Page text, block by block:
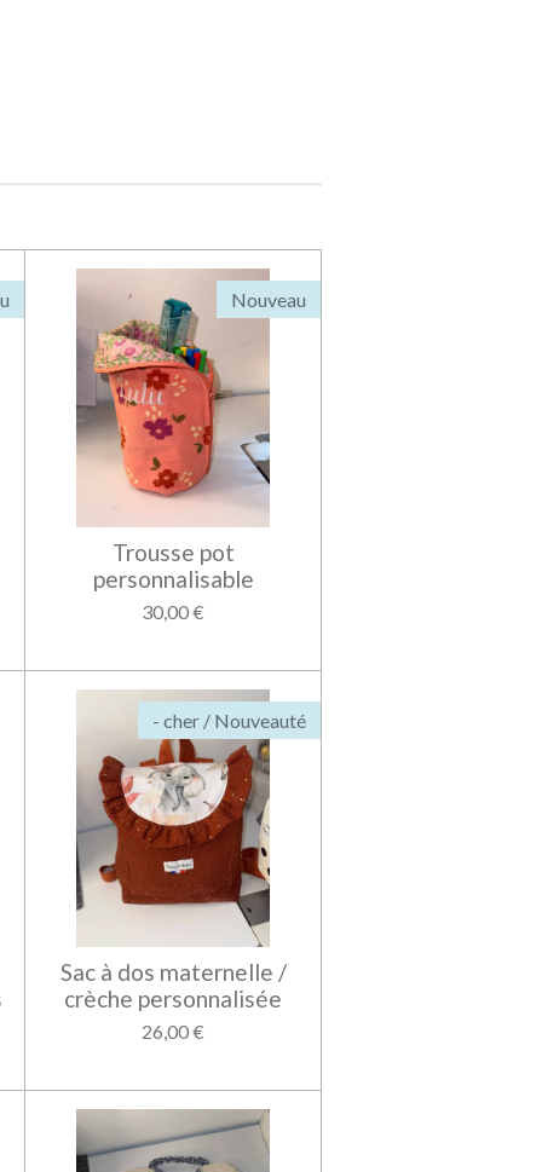
Nouveau
Trousse pot
personnalisable
30,00 €
- cher / Nouveauté
Sac à dos maternelle /
crèche personnalisée
26,00 €